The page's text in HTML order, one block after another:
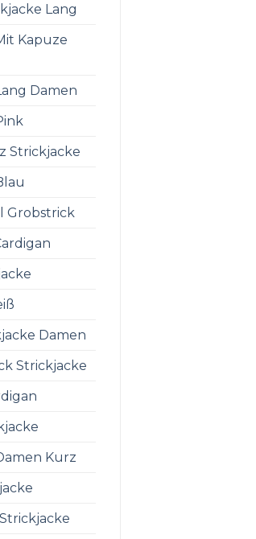
Lang
Kapuze
Damen
Strickjacke
Grobstrick
Damen
Strickjacke
Kurz